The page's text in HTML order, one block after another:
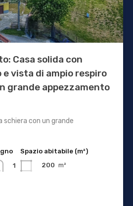
Casa solida con
vista di ampio respiro
grande appezzamento
schiera con un grande
1
Spazio abitabile (m²)
200 m²